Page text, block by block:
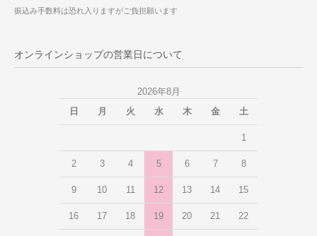
振込み手数料は恐れ入りますがご負担願います
オンラインショップの営業日について
2026年8月
日
月 火 水 木 金 土
1
2 3 4 5 6 7 8
9 10 11 12 13 14 15
16 17 18 19 20 21 22